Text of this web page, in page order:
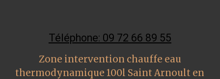
Téléphone: 09 72 66 89 55
Zone intervention chauffe eau
thermodynamique 100l Saint Arnoult en